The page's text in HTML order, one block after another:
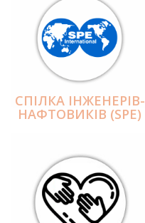
СПІЛКА ІНЖЕНЕРІВ-
НАФТОВИКІВ (SPE)